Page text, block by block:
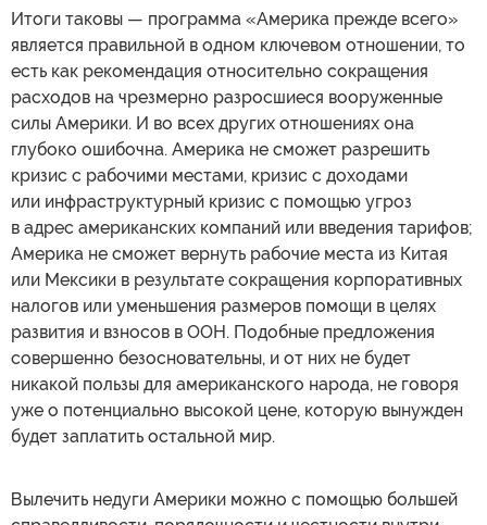
Итоги таковы — программа «Америка прежде всего»
является правильной в одном ключевом отношении, то
есть как рекомендация относительно сокращения
расходов на чрезмерно разросшиеся вооруженные
силы Америки. И во всех других отношениях она
глубоко ошибочна. Америка не сможет разрешить
кризис с рабочими местами, кризис с доходами
или инфраструктурный кризис с помощью угроз
в адрес американских компаний или введения тарифов;
Америка не сможет вернуть рабочие места из Китая
или Мексики в результате сокращения корпоративных
налогов или уменьшения размеров помощи в целях
развития и взносов в ООН. Подобные предложения
совершенно безосновательны, и от них не будет
никакой пользы для американского народа, не говоря
уже о потенциально высокой цене, которую вынужден
будет заплатить остальной мир.
Вылечить недуги Америки можно с помощью большей